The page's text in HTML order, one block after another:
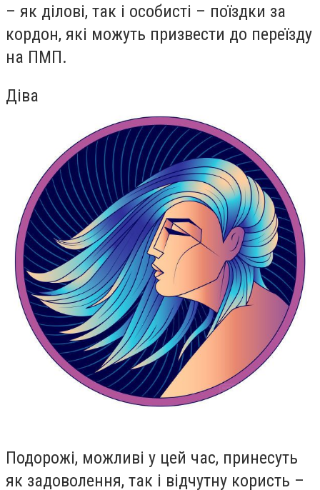
– як ділові, так і особисті – поїздки за
кордон, які можуть призвести до переїзду
на ПМП.
Діва
Подорожі, можливі у цей час, принесуть
як задоволення, так і відчутну користь –